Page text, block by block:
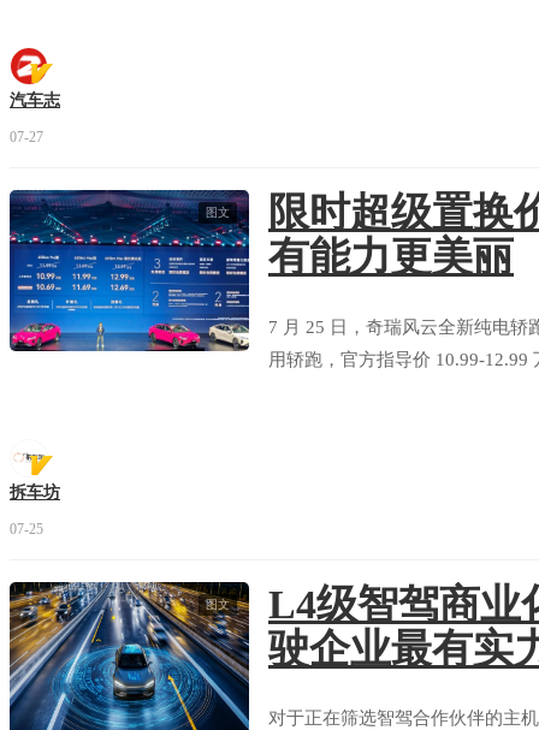
汽车志
07-27
图文
限时超级置换
有能力更美丽
7 月 25 日，奇瑞风云全新纯电
用轿跑，官方指导价 10.99-
拆车坊
07-25
图文
L4级智驾商业
驶企业最有实
对于正在筛选智驾合作伙伴的主